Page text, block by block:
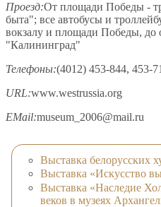
Проезд:От площади Победы -
быта"; все автобусы и
вокзалу и площади Победы, до
"Калининград"
Телефоны:(4012) 453-844, 453-
URL:www.westrussia.org
EMail:museum_2006@mail.ru
Выставка белорусских
Выставка «Искусство
Выставка «Наследие
веков в музеях